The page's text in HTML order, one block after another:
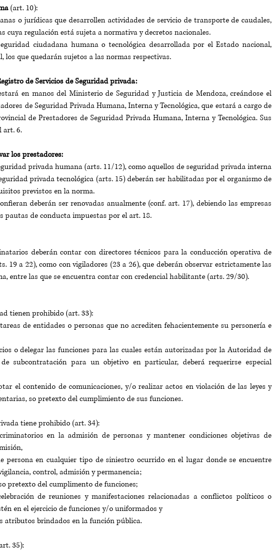
(art. 10):
o jurídicas que desarrollen actividades de servicio de transporte de caudales,
cuya regulación está sujeta a normativa y decretos nacionales.
ciudadana humana o tecnológica desarrollada por el Estado nacional,
los que quedarán sujetos a las normas respectivas.
de Servicios de Seguridad privada:
en manos del Ministerio de Seguridad y Justicia de Mendoza, creándose el
de Seguridad Privada Humana, Interna y Tecnológica, que estará a cargo de
de Prestadores de Seguridad Privada Humana, Interna y Tecnológica. Sus
art. 6.
los prestadores:
privada humana (arts. 11/12), como aquellos de seguridad privada interna
privada tecnológica (arts. 15) deberán ser habilitadas por el organismo de
previstos en la norma.
deberán ser renovadas anualmente (conf. art. 17), debiendo las empresas
pautas de conducta impuestas por el art. 18.
deberán contar con directores técnicos para la conducción operativa de
19 a 22), como con vigiladores (23 a 26), que deberán observar estrictamente las
entre las que se encuentra contar con credencial habilitante (arts. 29/30).
tienen prohibido (art. 33):
de entidades o personas que no acrediten fehacientemente su personería e
o delegar las funciones para las cuales están autorizadas por la Autoridad de
subcontratación para un objetivo en particular, deberá requerirse especial
el contenido de comunicaciones, y/o realizar actos en violación de las leyes y
so pretexto del cumplimiento de sus funciones.
tiene prohibido (art. 34):
en la admisión de personas y mantener condiciones objetivas de
persona en cualquier tipo de siniestro ocurrido en el lugar donde se encuentre
control, admisión y permanencia;
pretexto del cumplimento de funciones;
de reuniones y manifestaciones relacionadas a conflictos políticos o
en el ejercicio de funciones y/o uniformados y
atributos brindados en la función pública.
35):